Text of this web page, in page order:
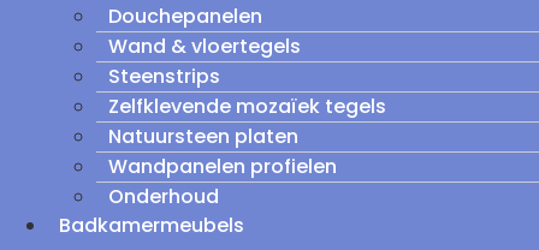
Douchepanelen
Wand & vloertegels
Steenstrips
Zelfklevende mozaïek tegels
Natuursteen platen
Wandpanelen profielen
Onderhoud
Badkamermeubels